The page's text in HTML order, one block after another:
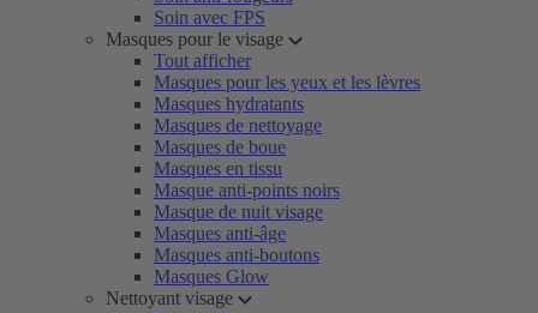
Soin avec FPS
Masques pour le visage
Tout afficher
Masques pour les yeux et les lèvres
Masques hydratants
Masques de nettoyage
Masques de boue
Masques en tissu
Masque anti-points noirs
Masque de nuit visage
Masques anti-âge
Masques anti-boutons
Masques Glow
Nettoyant visage